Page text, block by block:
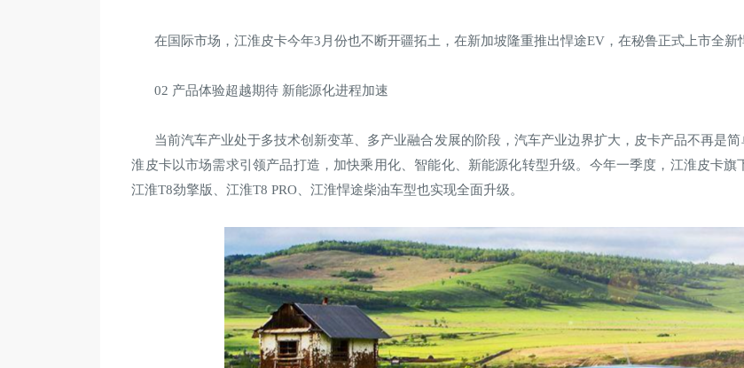
在国际市场，江淮皮卡今年3月份也不断开疆拓土，在新加坡隆重推出悍途EV，在秘鲁正式上市全新
02 产品体验超越期待 新能源化进程加速
当前汽车产业处于多技术创新变革、多产业融合发展的阶段，汽车产业边界扩大，皮卡产品不再是
淮皮卡以市场需求引领产品打造，加快乘用化、智能化、新能源化转型升级。今年一季度，江淮皮卡
江淮T8劲擎版、江淮T8 PRO、江淮悍途柴油车型也实现全面升级。